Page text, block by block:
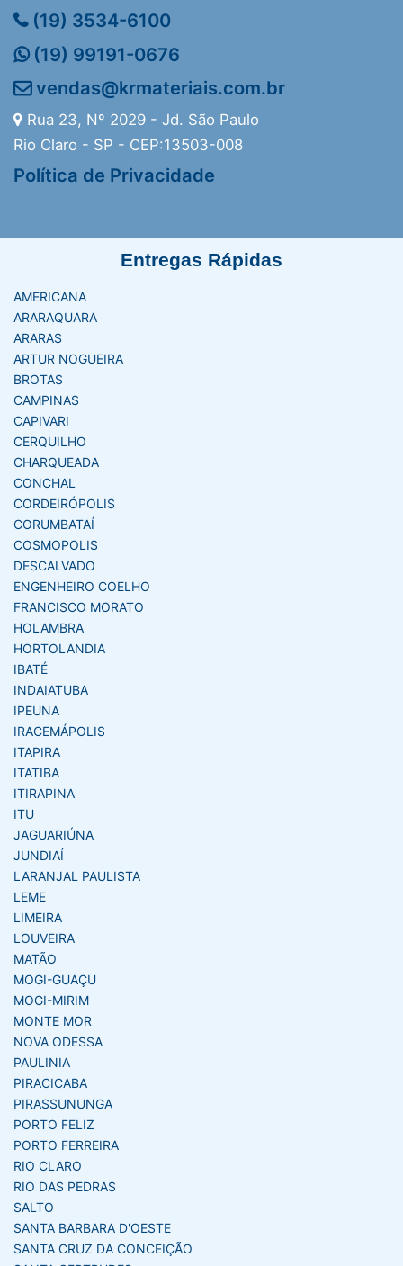
(19) 3534-6100
(19) 99191-0676
vendas@krmateriais.com.br
Rua 23, Nº 2029 - Jd. São Paulo
Rio Claro - SP - CEP:13503-008
Política de Privacidade
Entregas Rápidas
AMERICANA
ARARAQUARA
ARARAS
ARTUR NOGUEIRA
BROTAS
CAMPINAS
CAPIVARI
CERQUILHO
CHARQUEADA
CONCHAL
CORDEIRÓPOLIS
CORUMBATAÍ
COSMOPOLIS
DESCALVADO
ENGENHEIRO COELHO
FRANCISCO MORATO
HOLAMBRA
HORTOLANDIA
IBATÉ
INDAIATUBA
IPEUNA
IRACEMÁPOLIS
ITAPIRA
ITATIBA
ITIRAPINA
ITU
JAGUARIÚNA
JUNDIAÍ
LARANJAL PAULISTA
LEME
LIMEIRA
LOUVEIRA
MATÃO
MOGI-GUAÇU
MOGI-MIRIM
MONTE MOR
NOVA ODESSA
PAULINIA
PIRACICABA
PIRASSUNUNGA
PORTO FELIZ
PORTO FERREIRA
RIO CLARO
RIO DAS PEDRAS
SALTO
SANTA BARBARA D'OESTE
SANTA CRUZ DA CONCEIÇÃO